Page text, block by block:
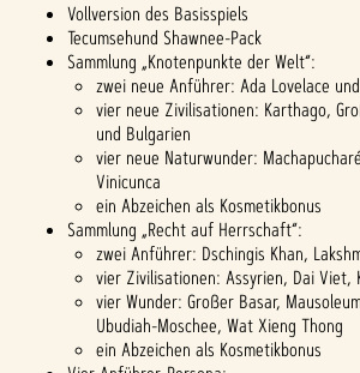
Vollversion des Basisspiels
Tecumsehund Shawnee-Pack
Sammlung „Knotenpunkte der Welt“:
zwei neue Anführer: Ada Lovelace
vier neue Zivilisationen: Karthago,
und Bulgarien
vier neue Naturwunder:
Vinicunca
ein Abzeichen als Kosmetikbonus
Sammlung „Recht auf Herrschaft“:
zwei Anführer: Dschingis Khan,
vier Zivilisationen: Assyrien, Dai Viet,
vier Wunder: Großer Basar,
Ubudiah-Moschee, Wat Xieng Thong
ein Abzeichen als Kosmetikbonus